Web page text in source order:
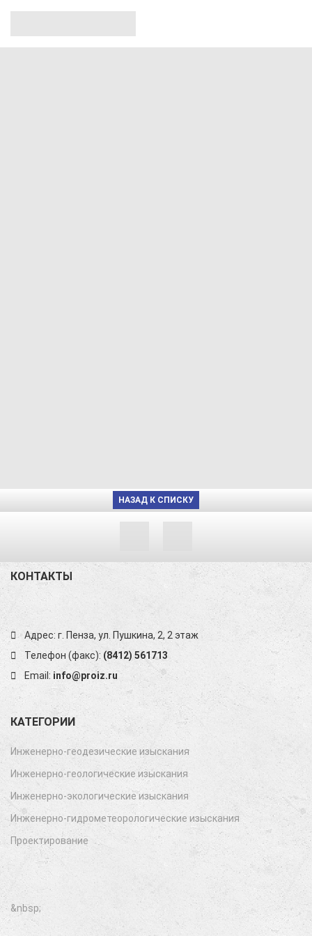
НАЗАД К СПИСКУ
КОНТАКТЫ
Адрес: г. Пенза, ул. Пушкина, 2, 2 этаж
Телефон (факс): (8412) 561713
Email: info@proiz.ru
КАТЕГОРИИ
Инженерно-геодезические изыскания
Инженерно-геологические изыскания
Инженерно-экологические изыскания
Инженерно-гидрометеорологические изыскания
Проектирование
&nbsp;